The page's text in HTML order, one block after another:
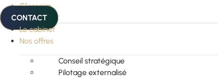
Glossaire
CONTACT
Le cabinet
Nos offres
Conseil stratégique
Pilotage externalisé